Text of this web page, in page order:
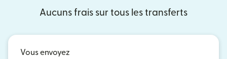
Aucuns frais sur tous les transferts
Vous envoyez